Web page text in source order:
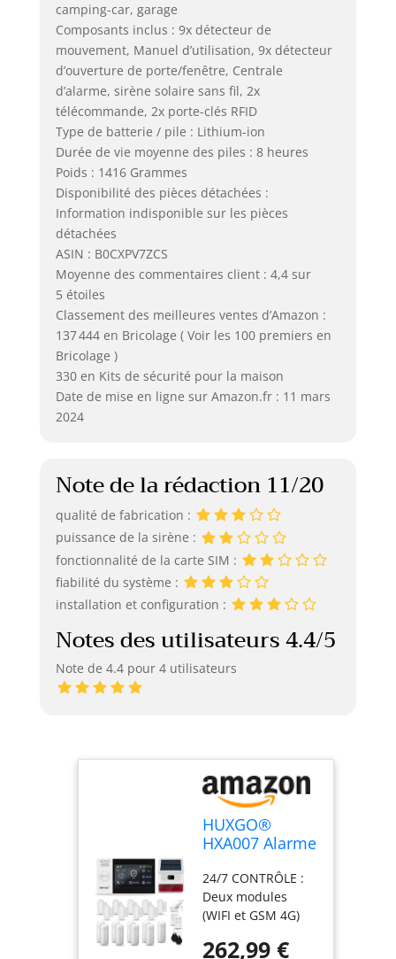
camping-car, garage
Composants inclus : 9x détecteur de
mouvement, Manuel d’utilisation, 9x détecteur
d’ouverture de porte/fenêtre, Centrale
d’alarme, sirène solaire sans fil, 2x
télécommande, 2x porte-clés RFID
Type de batterie / pile : Lithium-ion
Durée de vie moyenne des piles : 8 heures
Poids : 1416 Grammes
Disponibilité des pièces détachées :
Information indisponible sur les pièces
détachées
ASIN : B0CXPV7ZCS
Moyenne des commentaires client : 4,4 sur
5 étoiles
Classement des meilleures ventes d’Amazon :
137 444 en Bricolage ( Voir les 100 premiers en
Bricolage )
330 en Kits de sécurité pour la maison
Date de mise en ligne sur Amazon.fr : 11 mars
2024
Note de la rédaction 11/20
qualité de fabrication :
puissance de la sirène :
fonctionnalité de la carte SIM :
fiabilité du système :
installation et configuration :
Notes des utilisateurs 4.4/5
Note de 4.4 pour 4 utilisateurs
HUXGO®
HXA007 Alarme
Solaire sirène
sans Fil, WiFi +
GSM 4G | Kit
24/7 CONTRÔLE :
Deux modules
(WIFI et GSM 4G)
de contrôler
262,99 €